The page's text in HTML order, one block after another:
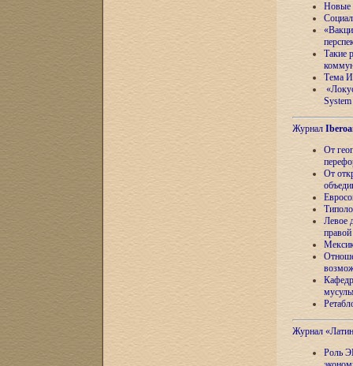
Новые
Такие
Тема
Журнал
От
От
Левое
Журнал
Роль